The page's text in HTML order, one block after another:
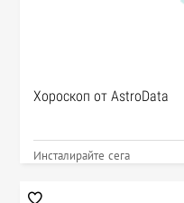
Хороскоп от AstroData
Инсталирайте сега